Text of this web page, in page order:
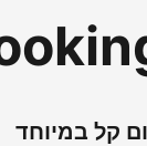
קל במיוחד